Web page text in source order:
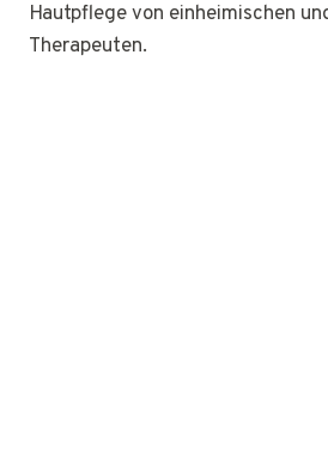
Hautpflege von einheimischen
Therapeuten.